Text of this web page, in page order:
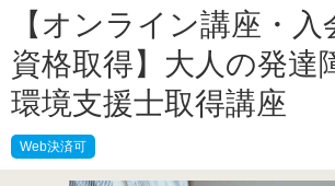
【オンライン講座・入
資格取得】大人の発達
環境支援士取得講座
Web決済可